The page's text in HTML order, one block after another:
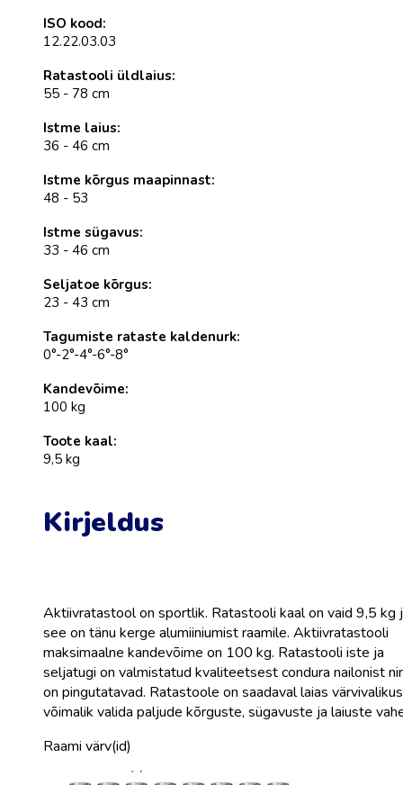
ISO kood:
12.22.03.03
Ratastooli üldlaius:
55 - 78 cm
Istme laius:
36 - 46 cm
Istme kõrgus maapinnast:
48 - 53
Istme sügavus:
33 - 46 cm
Seljatoe kõrgus:
23 - 43 cm
Tagumiste rataste kaldenurk:
0°-2°-4°-6°-8°
Kandevõime:
100 kg
Toote kaal:
9,5 kg
Kirjeldus
Aktiivratastool on sportlik. Ratastooli kaal on vaid 9,5 kg
see on tänu kerge alumiiniumist raamile. Aktiivratastooli
maksimaalne kandevõime on 100 kg. Ratastooli iste ja
seljatugi on valmistatud kvaliteetsest condura nailonist
on pingutatavad. Ratastoole on saadaval laias
võimalik valida paljude kõrguste, sügavuste ja laiuste
Raami värv(id)